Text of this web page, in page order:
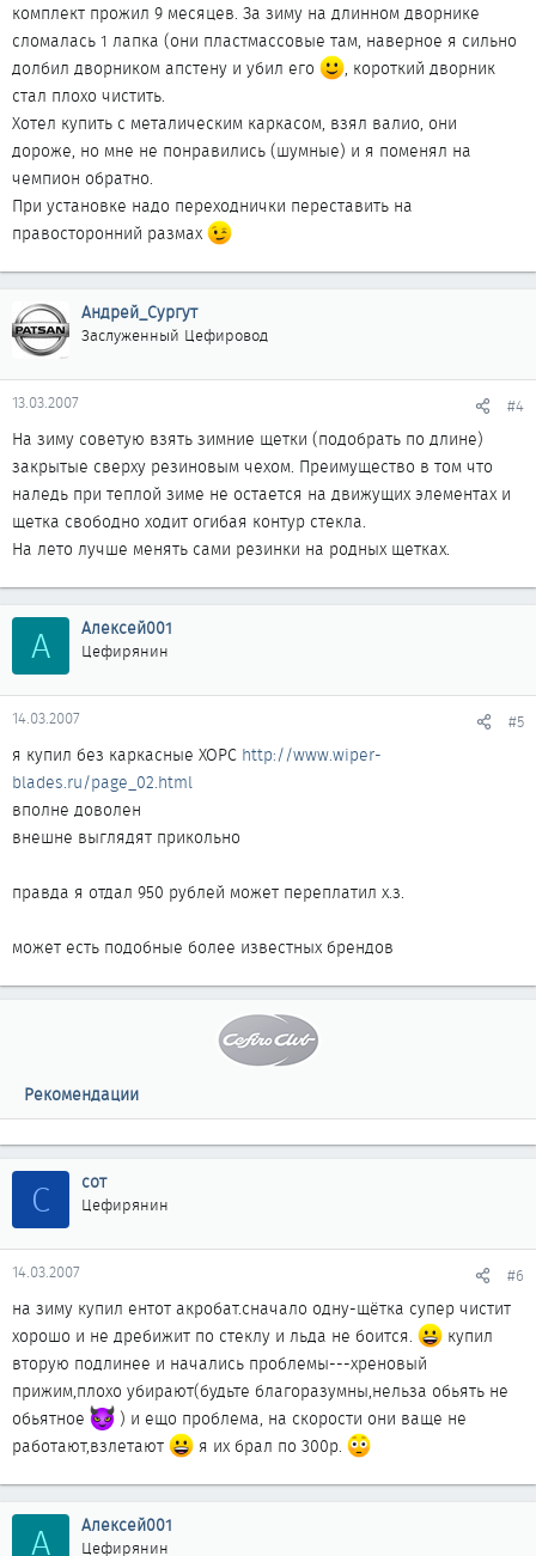
комплект прожил 9 месяцев. За зиму на длинном дворнике
сломалась 1 лапка (они пластмассовые там, наверное я сильно
долбил дворником апстену и убил его
, короткий дворник
стал плохо чистить.
Хотел купить с металическим каркасом, взял валио, они
дороже, но мне не понравились (шумные) и я поменял на
чемпион обратно.
При установке надо переходнички переставить на
правосторонний размах
Андрей_Сургут
Заслуженный Цефировод
13.03.2007 #4
На зиму советую взять зимние щетки (подобрать по длине)
закрытые сверху резиновым чехом. Преимущество в том что
наледь при теплой зиме не остается на движущих элементах и
щетка свободно ходит огибая контур стекла.
На лето лучше менять сами резинки на родных щетках.
А Алексей001
Цефирянин
14.03.2007 #5
я купил без каркасные ХОРС http://www.wiper-
blades.ru/page_02.html
вполне доволен
внешне выглядят прикольно
правда я отдал 950 рублей может переплатил х.з.
может есть подобные более известных брендов
Рекомендации
С сот
Цефирянин
14.03.2007 #6
на зиму купил ентот акробат.сначало одну-щётка супер чистит
хорошо и не дребижит по стеклу и льда не боится.
купил
вторую подлинее и начались проблемы---хреновый
прижим,плохо убирают(будьте благоразумны,нельза обьять не
обьятное
) и ещо проблема, на скорости они ваще не
работают,взлетают
я их брал по 300р.
А Алексей001
Цефирянин